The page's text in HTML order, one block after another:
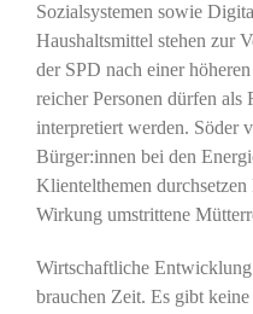
Sozialsystemen sowie
Haushaltsmittel stehen zur
der SPD nach einer
reicher Personen dürfen als
interpretiert werden. Söder
Bürger:innen bei den
Klientelthemen
Wirkung umstrittene
Wirtschaftliche
brauchen Zeit. Es gibt